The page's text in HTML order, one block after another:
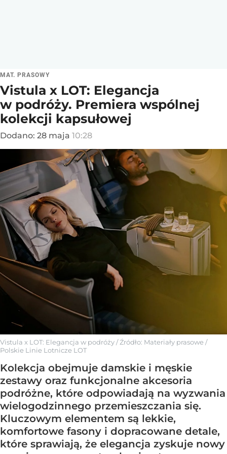
MAT. PRASOWY
Vistula x LOT: Elegancja
w podróży. Premiera wspólnej
kolekcji kapsułowej
Dodano: 28 maja 10:28
Vistula x LOT: Elegancja w podróży/ Źródło: Materiały prasowe /
Polskie Linie Lotnicze LOT
Kolekcja obejmuje damskie i męskie
zestawy oraz funkcjonalne akcesoria
podróżne, które odpowiadają na wyzwania
wielogodzinnego przemieszczania się.
Kluczowym elementem są lekkie,
komfortowe fasony i dopracowane detale,
które sprawiają, że elegancja zyskuje nowy